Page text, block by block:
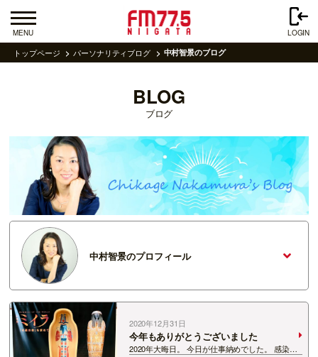
MENU LOGIN
トップページ パーソナリティブログ 中村智景のブログ
BLOG
ブログ
中村智景のプロフィール
2020年12月31日
今年もありがとうございました
2020年大晦日。 今日が仕事納めでした。 感染症